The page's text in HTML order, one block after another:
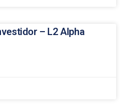
– L2 Alpha